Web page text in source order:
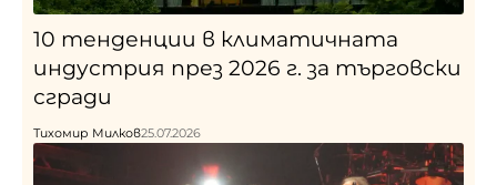
10 тенденции в климатичната
индустрия през 2026 г. за търговски
сгради
Тихомир Милков25.07.2026